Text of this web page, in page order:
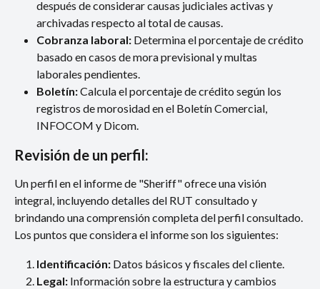
después de considerar causas judiciales activas y
archivadas respecto al total de causas.
Cobranza laboral: Determina el porcentaje de crédito
basado en casos de mora previsional y multas
laborales pendientes.
Boletín: Calcula el porcentaje de crédito según los
registros de morosidad en el Boletín Comercial,
INFOCOM y Dicom.
Revisión de un perfil:
Un perfil en el informe de "Sheriff" ofrece una visión
integral, incluyendo detalles del RUT consultado y
brindando una comprensión completa del perfil consultado.
Los puntos que considera el informe son los siguientes:
Identificación: Datos básicos y fiscales del cliente.
Legal: Información sobre la estructura y cambios